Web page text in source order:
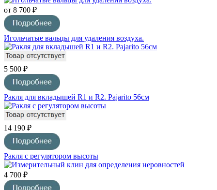
от 8 700 ₽
Игольчатые вальцы для удаления воздуха.
5 500 ₽
Ракля для вкладышей R1 и R2. Pajarito 56см
14 190 ₽
Ракля с регулятором высоты
4 700 ₽